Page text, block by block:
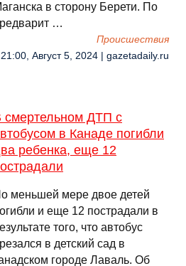
в сторону Берети. По
…
Происшествия
21:00, Август 5, 2024 | gazetadaily.ru
смертельном ДТП с
в Канаде погибли
ребенка, еще 12
меньшей мере двое детей
и еще 12 пострадали в
того, что автобус
в детский сад в
городе Лаваль. Об